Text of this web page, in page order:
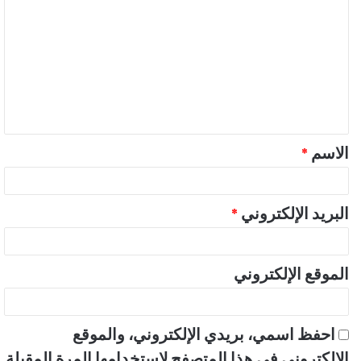
ق
*
الاسم *
البريد الإلكتروني *
الموقع الإلكتروني
احفظ اسمي، بريدي الإلكتروني، والموقع